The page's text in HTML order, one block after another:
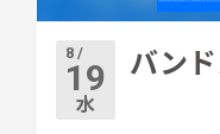
8 /
19
水
バン